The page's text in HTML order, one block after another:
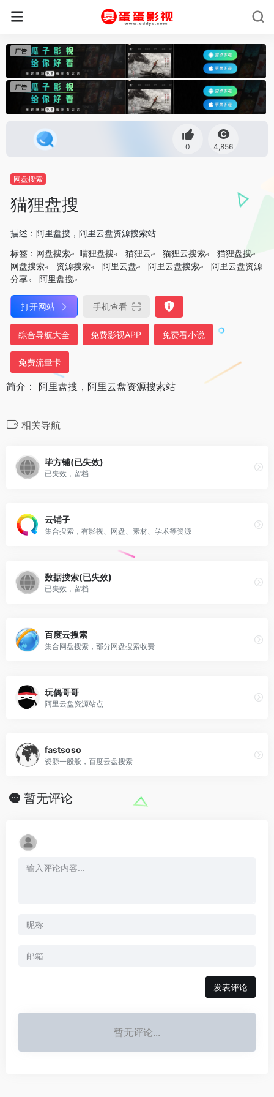
0 4,856
网盘搜索
猫狸盘搜
描述：阿里盘搜，阿里云盘资源搜索站
标签： 网盘搜索 喵狸盘搜 猫狸云 猫狸云搜索
猫狸盘搜
网盘搜索
资源搜索 阿里云盘 阿里云盘搜索
阿里云盘资源
分享
阿里盘搜
打开网站 手机查看
综合导航大全 免费影视APP 免费看小说
免费流量卡
简介： 阿里盘搜，阿里云盘资源搜索站
相关导航
毕方铺(已失效)
已失效，留档
云铺子
集合搜索，有影视、网盘、素材、学术等资源
数据搜索(已失效)
已失效，留档
百度云搜索
集合网盘搜索，部分网盘搜索收费
玩偶哥哥
阿里云盘资源站点
fastsoso
资源一般般，百度云盘搜索
暂无评论
发表评论
暂无评论...